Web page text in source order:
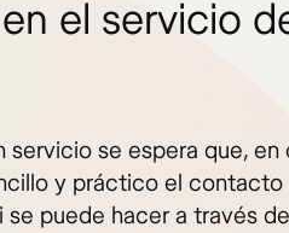
el servicio
servicio se espera que,
y práctico el
se puede hacer a través